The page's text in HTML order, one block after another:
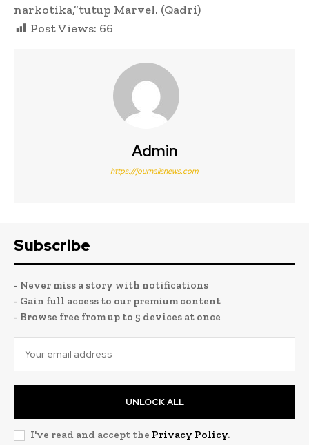
narkotika,”tutup Marvel. (Qadri)
Post Views: 66
Admin
https://journalisnews.com
Subscribe
- Never miss a story with notifications
- Gain full access to our premium content
- Browse free from up to 5 devices at once
UNLOCK ALL
I've read and accept the Privacy Policy.